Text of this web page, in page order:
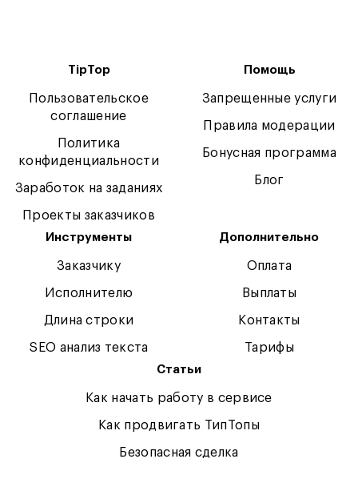
TipTop
Пользовательское
соглашение
Политика
конфиденциальности
Заработок на заданиях
Проекты заказчиков
Помощь
Запрещенные услуги
Правила модерации
Бонусная программа
Блог
Инструменты
Заказчику
Исполнителю
Длина строки
SEO анализ текста
Дополнительно
Оплата
Выплаты
Контакты
Тарифы
Статьи
Как начать работу в сервисе
Как продвигать ТипТопы
Безопасная сделка